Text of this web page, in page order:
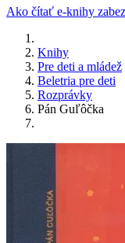
Ako čítať e-knihy
Knihy
Pre deti a mládež
Beletria pre deti
Rozprávky
Pán Guľôčka